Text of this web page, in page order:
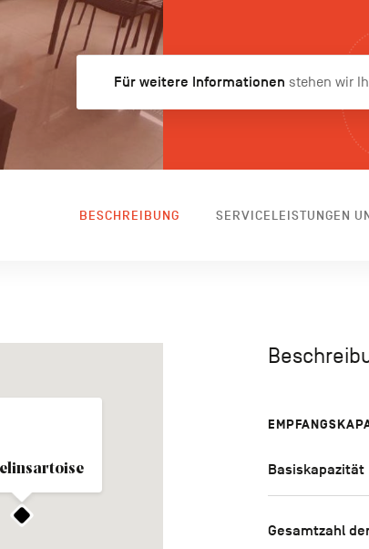
Für weitere Informationen stehen wir
BESCHREIBUNG SERVICELEISTUNGEN
Basiskapazität
Gesamtzahl